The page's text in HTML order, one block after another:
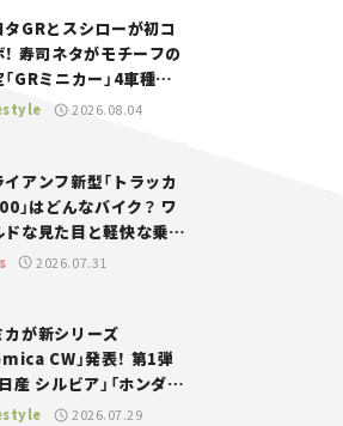
タGRとスシローが初コ
！ 寿司ネタがモチーフの
GRミニカー」4車種が
入手方法は？【クルマ
2026.08.04
イアンフ新型「トラッカ
」はどんなバイク？ ワ
ドな見た目と軽快な乗り
両立した400ccフラット
2026.07.31
カが新シリーズ
CW」発表！ 第1弾
産 シルビア」「ホンダ
が登場。世界が注目す
2026.07.29